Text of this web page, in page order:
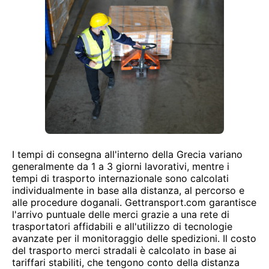
I tempi di consegna all'interno della Grecia variano
generalmente da 1 a 3 giorni lavorativi, mentre i
tempi di trasporto internazionale sono calcolati
individualmente in base alla distanza, al percorso e
alle procedure doganali. Gettransport.com garantisce
l'arrivo puntuale delle merci grazie a una rete di
trasportatori affidabili e all'utilizzo di tecnologie
avanzate per il monitoraggio delle spedizioni. Il costo
del trasporto merci stradali è calcolato in base ai
tariffari stabiliti, che tengono conto della distanza